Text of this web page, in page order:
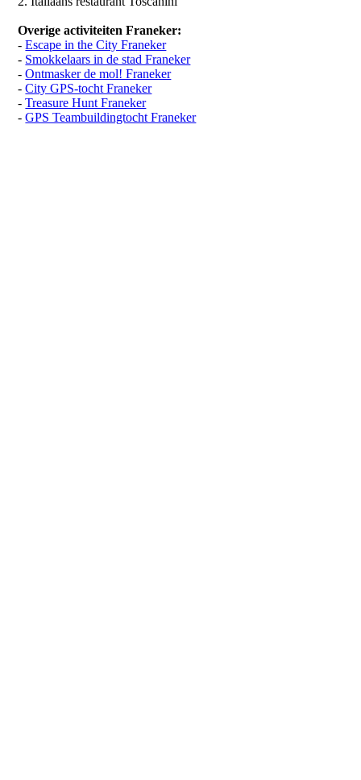
Overige activiteiten Franeker:
-Escape in the City Franeker
- Smokkelaars in de stad Franeker
-Ontmasker de mol! Franeker
-City GPS-tocht Franeker
-Treasure Hunt Franeker
-GPS Teambuildingtocht Franeker